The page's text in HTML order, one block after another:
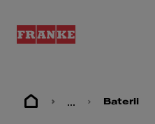
... Baterii